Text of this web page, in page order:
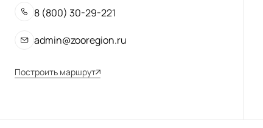
8 (800) 30-29-221
admin@zooregion.ru
Построить маршрут